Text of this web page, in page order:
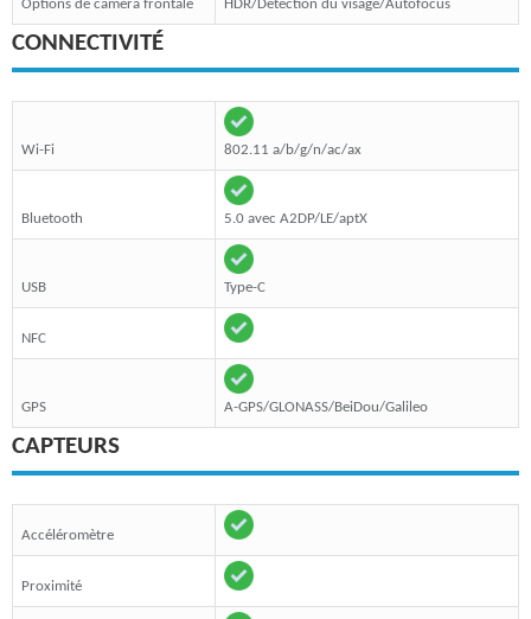
Options de caméra frontale HDR/Détection du visage/Autofocus
CONNECTIVITÉ
Wi-Fi 802.11 a/b/g/n/ac/ax
Bluetooth 5.0 avec A2DP/LE/aptX
USB Type-C
NFC
GPS A-GPS/GLONASS/BeiDou/Galileo
CAPTEURS
Accéléromètre
Proximité